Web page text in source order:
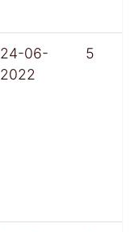
24-06-
2022
5